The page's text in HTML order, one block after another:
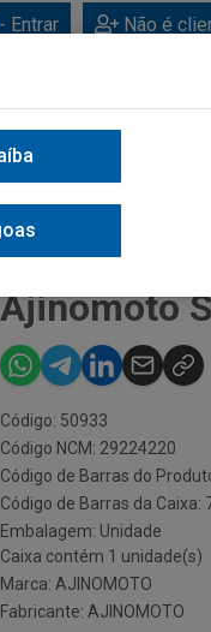
Entrar Não é
Ajinomoto
Código: 50933
Código NCM: 29224220
Código de Barras do
Código de Barras da Caixa:
Embalagem: Unidade
Caixa contém 1 unidade(s)
Marca: AJINOMOTO
Fabricante: AJINOMOTO